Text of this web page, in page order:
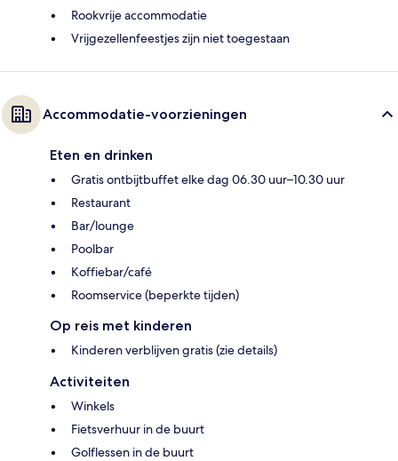
Rookvrije accommodatie
Vrijgezellenfeestjes zijn niet toegestaan
Accommodatie-voorzieningen
Eten en drinken
Gratis ontbijtbuffet elke dag 06.30 uur–10.30 uur
Restaurant
Bar/lounge
Poolbar
Koffiebar/café
Roomservice (beperkte tijden)
Op reis met kinderen
Kinderen verblijven gratis (zie details)
Activiteiten
Winkels
Fietsverhuur in de buurt
Golflessen in de buurt